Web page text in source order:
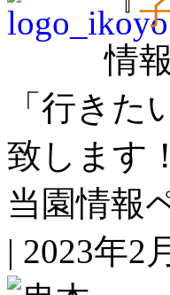
『
情
「行き
致します！
当園情報
| 2023年2